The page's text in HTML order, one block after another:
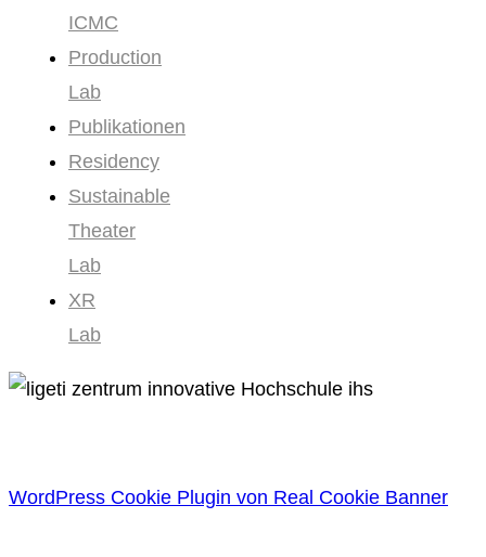
ICMC
Production
Lab
Publikationen
Residency
Sustainable
Theater
Lab
XR
Lab
WordPress Cookie Plugin von Real Cookie Banner